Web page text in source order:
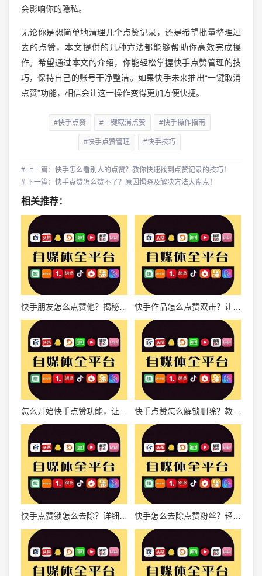
会影响你的隐私。
无论你是想简单地清理几个点赞记录，还是希望批量整理过
去的点赞，本文提供的几种方法都能够帮助你高效完成操
作。希望通过本文的介绍，你能轻松掌握快手点赞管理的技
巧，保持自己的账号干净整洁。如果快手未来推出“一键取消
点赞”功能，相信会让这一操作变得更加方便快捷。
#快手点赞 #一键取消点赞 #快手操作指南
#快手点赞管理 #快手技巧
# 上一篇：快手怎么看别人的点赞？教你快速找到点赞记录的技巧！
# 下一篇：快手点赞怎么赞不了？原因揭晓及解决方法大盘点！
相关推荐：
快手朋友怎么点赞他？揭秘点赞技巧，让你们的关系更亲近！
快手点赞怎么解锁删除？教你轻松掌握快手点赞管理技巧
快手怎么去除点赞粉丝？轻松掌握有效技巧！